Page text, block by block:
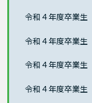
令和４年度卒業
令和４年度卒業
令和４年度卒業
令和４年度卒業